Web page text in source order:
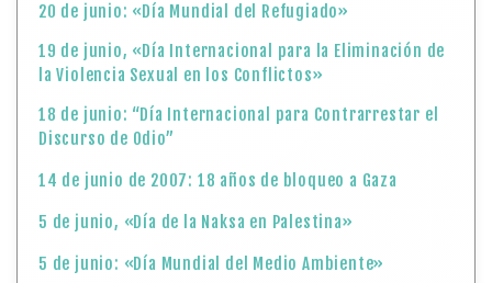
20 de junio: «Día Mundial del Refugiado»
19 de junio, «Día Internacional para la Eliminación de
la Violencia Sexual en los Conflictos»
18 de junio: “Día Internacional para Contrarrestar el
Discurso de Odio”
14 de junio de 2007: 18 años de bloqueo a Gaza
5 de junio, «Día de la Naksa en Palestina»
5 de junio: «Día Mundial del Medio Ambiente»